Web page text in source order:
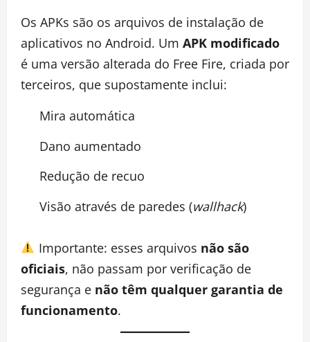
Os APKs são os arquivos de instalação de
aplicativos no Android. Um APK modificado
é uma versão alterada do Free Fire, criada por
terceiros, que supostamente inclui:
Mira automática
Dano aumentado
Redução de recuo
Visão através de paredes (wallhack)
Importante: esses arquivos não são
oficiais, não passam por verificação de
segurança e não têm qualquer garantia de
funcionamento.